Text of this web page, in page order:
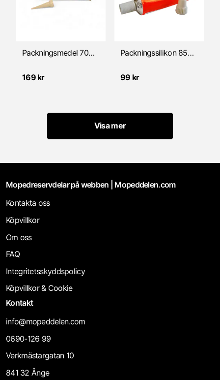
Packningsmedel 70ml Grön CURIL T2
169 kr
Packningssilikon 85gr, RED 350°
99 kr
Visa mer
Mopedreservdelar på webben | Mopeddelen.com
Kontakta oss
Köpvillkor
Om oss
FAQ
Integritetsskyddspolicy
Köpvillkor & Cookie
Kontakt
info@mopeddelen.com
0690-126 99
Verkmästargatan 10
841 32 Ånge